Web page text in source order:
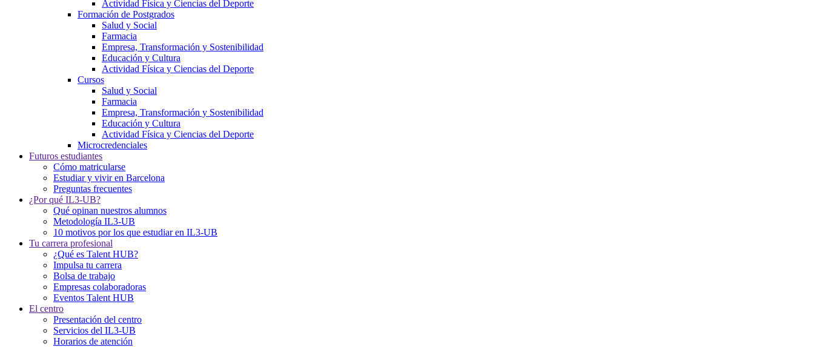
Actividad Física y Ciencias del Deporte
Formación de Postgrados
Salud y Social
Farmacia
Empresa, Transformación y Sostenibilidad
Educación y Cultura
Actividad Física y Ciencias del Deporte
Cursos
Salud y Social
Farmacia
Empresa, Transformación y Sostenibilidad
Educación y Cultura
Actividad Física y Ciencias del Deporte
Microcredenciales
Futuros estudiantes
Cómo matricularse
Estudiar y vivir en Barcelona
Preguntas frecuentes
¿Por qué IL3-UB?
Qué opinan nuestros alumnos
Metodología IL3-UB
10 motivos por los que estudiar en IL3-UB
Tu carrera profesional
¿Qué es Talent HUB?
Impulsa tu carrera
Bolsa de trabajo
Empresas colaboradoras
Eventos Talent HUB
El centro
Presentación del centro
Servicios del IL3-UB
Horarios de atención